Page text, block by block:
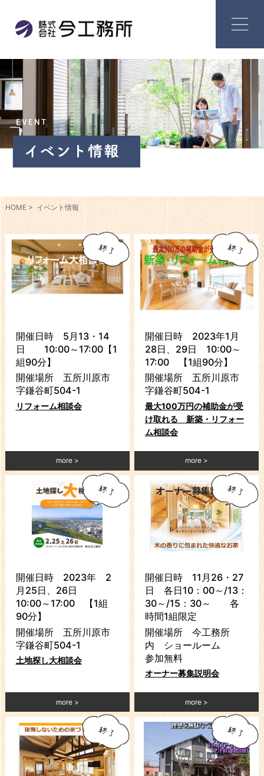
HOME イベント情報
開催日時 5月13・14
日 10:00～17:00【1
組90分】
開催場所 五所川原市
字鎌谷町504-1
リフォーム相談会
more
開催日時 2023年1月
28日、29日 10:00～
17:00 【1組90分】
開催場所 五所川原市
字鎌谷町504-1
最大100万円の補助金が受
け取れる 新築・リフォー
ム相談会
more
開催日時 2023年 2
月25日、26日
10:00～17:00 【1組
90分】
開催場所 五所川原市
字鎌谷町504-1
土地探し大相談会
more
開催日時 11月26・27
日 各日10：00～/13：
30～/15：30～ 各
時間1組限定
開催場所 今工務所
内 ショールーム
参加無料
オーナー募集説明会
more